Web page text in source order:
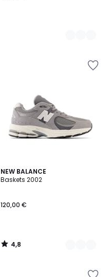
NEW BALANCE
Baskets 2002
120,00 €
4,8
/ 5
2
Couleurs
4,8
/